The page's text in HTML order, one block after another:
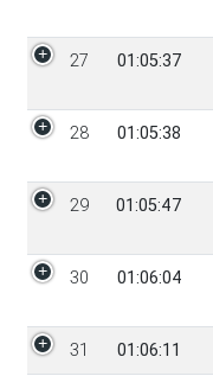
27 01:05:37
28 01:05:38
29 01:05:47
30 01:06:04
31 01:06:11